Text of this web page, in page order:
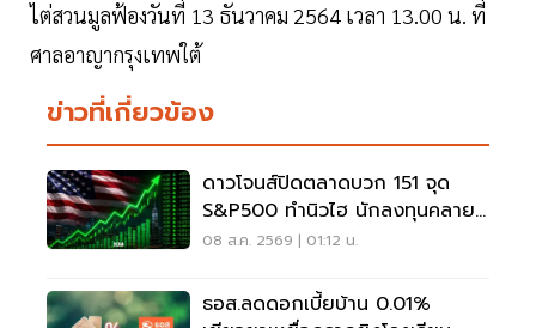
ไต่สวนมูลฟ้องวันที่ 13 ธันวาคม 2564 เวลา 13.00 น. ที่
ศาลอาญากรุงเทพใต้
ข่าวที่เกี่ยวข้อง
ดาวโจนส์ปิดตลาดบวก 151 จุด
S&P500 ทำนิวไฮ นักลงทุนคลาย
กังวลเฟดขึ้นดอกเบี้ย
08 ส.ค. 2569 | 01:12 น.
ธอส.ลดดอกเบี้ยบ้าน 0.01%